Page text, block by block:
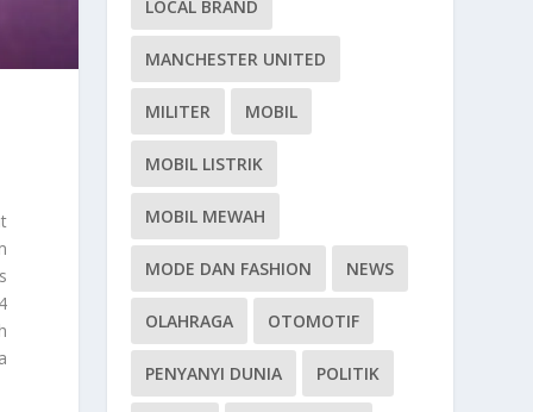
LOCAL BRAND
MANCHESTER UNITED
MILITER MOBIL
MOBIL LISTRIK
MOBIL MEWAH
MODE DAN FASHION NEWS
OLAHRAGA OTOMOTIF
PENYANYI DUNIA POLITIK